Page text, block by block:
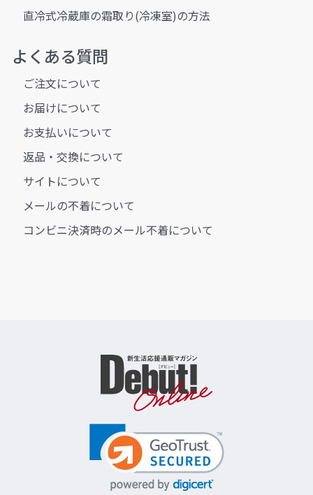
直冷式冷蔵庫の霜取り(冷凍室)の方法
よくある質問
ご注文について
お届けについて
お支払いについて
返品・交換について
サイトについて
メールの不着について
コンビニ決済時のメール不着について